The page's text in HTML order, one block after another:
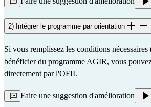
2) Intégrer le programme par orientation
Si vous remplissez les conditions
bénéficier du programme AGIR, vous
directement par l'OFII.
Faire une suggestion d'amélioration